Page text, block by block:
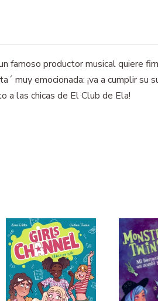
famoso productor musical quiere
muy emocionada: ¡va a cumplir su
a las chicas de El Club de Ela!